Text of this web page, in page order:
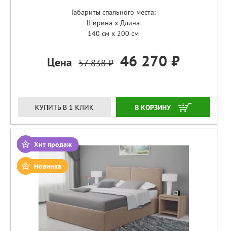
Габариты спального места:
Ширина x Длина
140 см x 200 см
Цена 57 838 ₽ 46 270 ₽
КУПИТЬ В 1 КЛИК ЗАКАЗАТЬ
Хит продаж
Новинка